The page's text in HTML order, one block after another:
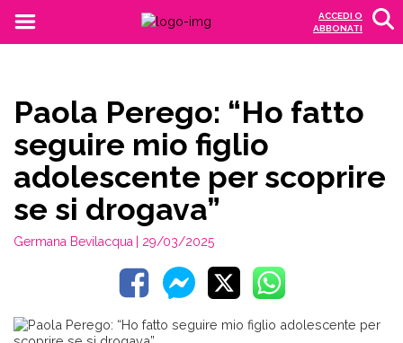
ACCEDI O
ABBONATI
Paola Perego: “Ho fatto
seguire mio figlio
adolescente per scoprire
se si drogava”
Germana Bevilacqua | 29/03/2025